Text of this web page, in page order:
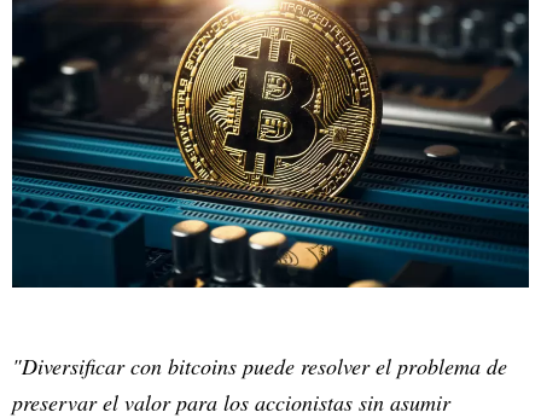
"Diversificar con bitcoins puede resolver el problema de
preservar el valor para los accionistas sin asumir